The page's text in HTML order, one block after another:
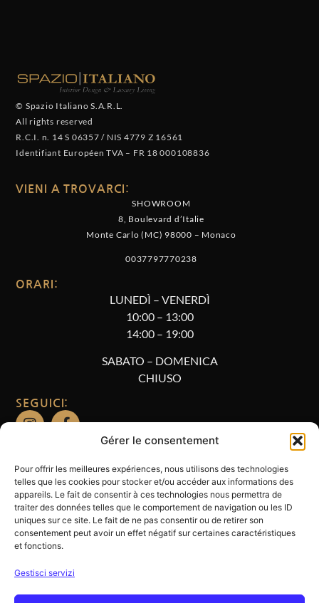
Gérer le consentement
Pour offrir les meilleures expériences, nous utilisons des technologies
telles que les cookies pour stocker et/ou accéder aux informations des
appareils. Le fait de consentir à ces technologies nous permettra de
traiter des données telles que le comportement de navigation ou les ID
uniques sur ce site. Le fait de ne pas consentir ou de retirer son
consentement peut avoir un effet négatif sur certaines caractéristiques
et fonctions.
Gestisci servizi
© Spazio Italiano S.A.R.L.
All rights reserved
R.C.I. n. 14 S 06357/ NIS 4779 Z 16561
Identifiant Européen TVA – FR 18 000108836
VIENI A TROVARCI:
SHOWROOM
8, Boulevard d’Italie
Monte Carlo (MC) 98000 – Monaco
0037797770238
ORARI:
LUNEDÌ – VENERDÌ
10:00 – 13:00
14:00 – 19:00
SABATO – DOMENICA
CHIUSO
SEGUICI:
CHI SIAMO
SERVIZI
SHOWROOM